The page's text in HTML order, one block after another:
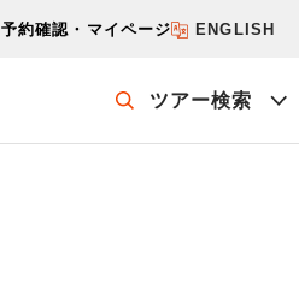
予約確認・マイページ ENGLISH
ツアー検索